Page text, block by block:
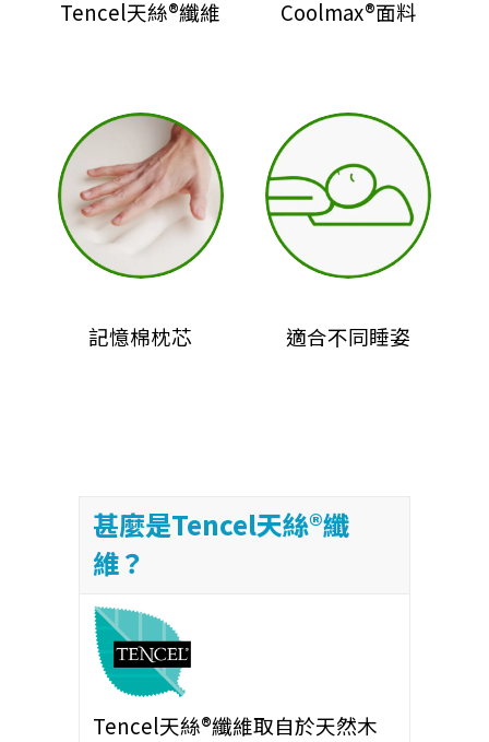
Tencel天絲®纖維 Coolmax®面料
記憶棉枕芯 適合不同睡姿
甚麼是Tencel天絲®纖
維？
Tencel天絲®纖維取自於天然木